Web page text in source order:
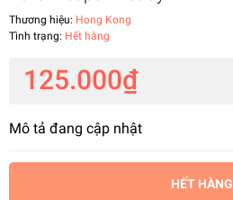
Thương hiệu: Hong Kong
Tình trạng: Hết hàng
125.000₫
Mô tả đang cập nhật
HẾT HÀNG